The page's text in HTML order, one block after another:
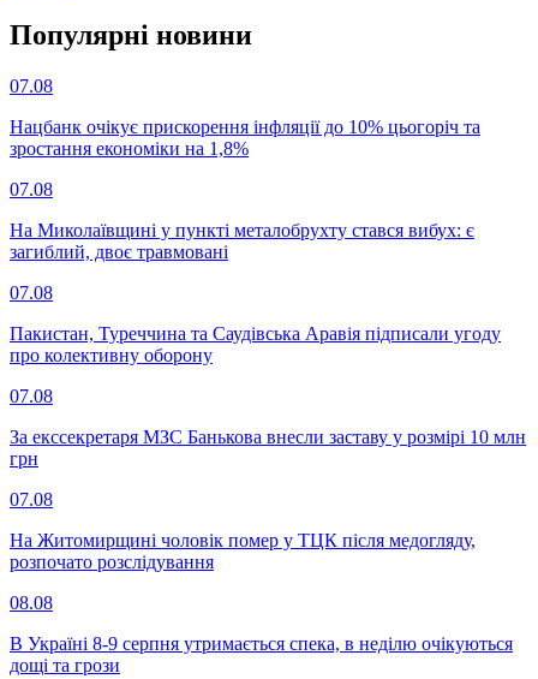
Популярнi новини
07.08
Нацбанк очікує прискорення інфляції до 10% цьогоріч та
зростання економіки на 1,8%
07.08
На Миколаївщині у пункті металобрухту стався вибух: є
загиблий, двоє травмовані
07.08
Пакистан, Туреччина та Саудівська Аравія підписали угоду
про колективну оборону
07.08
За екссекретаря МЗС Банькова внесли заставу у розмірі 10 млн
грн
07.08
На Житомирщині чоловік помер у ТЦК після медогляду,
розпочато розслідування
08.08
В Україні 8-9 серпня утримається спека, в неділю очікуються
дощі та грози